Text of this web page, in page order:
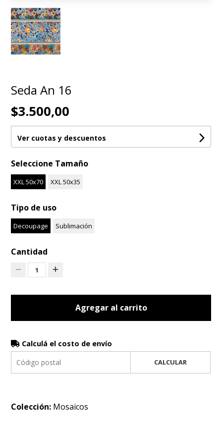
Seda An 16
$3.500,00
Ver cuotas y descuentos
Seleccione Tamaño
XXL 50x70 XXL 50x35
Tipo de uso
Decoupage Sublimación
Cantidad
1
Agregar al carrito
Calculá el costo de envío
CALCULAR
Colección: Mosaicos